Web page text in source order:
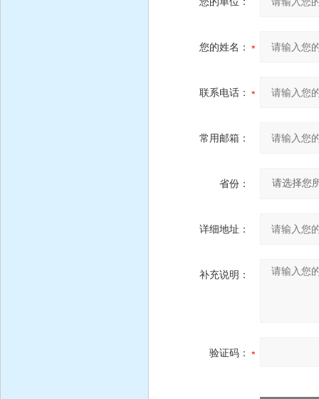
您的姓名：
联系电话：
常用邮箱：
省份：
详细地址：
补充说明：
验证码：